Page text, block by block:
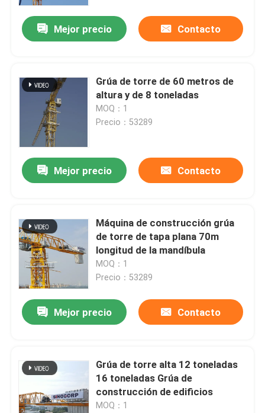
Mejor precio Contacto
Grúa de torre de 60 metros de
altura y de 8 toneladas
MOQ：1
Precio：53289
Mejor precio Contacto
Máquina de construcción grúa
de torre de tapa plana 70m
longitud de la mandíbula
MOQ：1
Precio：53289
Mejor precio Contacto
Grúa de torre alta 12 toneladas
16 toneladas Grúa de
construcción de edificios
MOQ：1